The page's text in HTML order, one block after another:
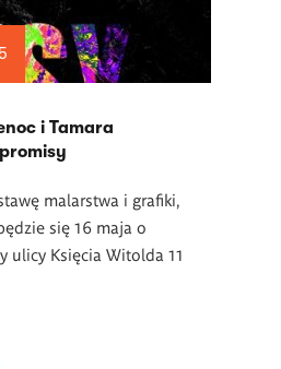
i Tamara
malarstwa i grafiki,
się 16 maja o
ulicy Księcia Witolda 11